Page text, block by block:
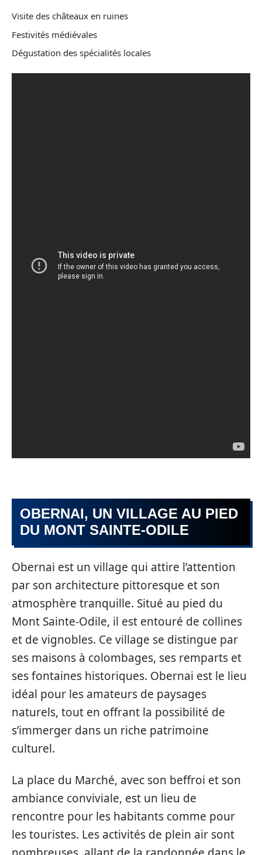
Visite des châteaux en ruines
Festivités médiévales
Dégustation des spécialités locales
OBERNAI, UN VILLAGE AU PIED
DU MONT SAINTE-ODILE
Obernai est un village qui attire l’attention
par son architecture pittoresque et son
atmosphère tranquille. Situé au pied du
Mont Sainte-Odile, il est entouré de collines
et de vignobles. Ce village se distingue par
ses maisons à colombages, ses remparts et
ses fontaines historiques. Obernai est le lieu
idéal pour les amateurs de paysages
naturels, tout en offrant la possibilité de
s’immerger dans un riche patrimoine
culturel.
La place du Marché, avec son beffroi et son
ambiance conviviale, est un lieu de
rencontre pour les habitants comme pour
les touristes. Les activités de plein air sont